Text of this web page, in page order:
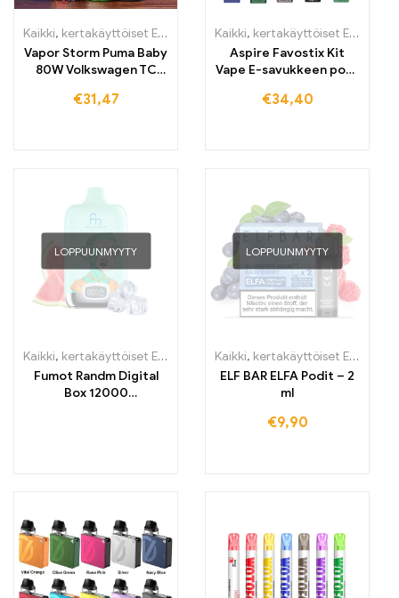
Kaikki, kertakäyttöiset E-savut kertakäyttöiset E-savut Suomi
Vapor Storm Puma Baby
80W Volkswagen TC
teho E-savut
€31,47
Kaikki, kertakäyttöiset E-savut
Aspire Favostix Kit
Vape E-savukkeen pod-
€34,40
LOPPUUNMYYTY
Kaikki, kertakäyttöiset E-savut
Kertakäyttöiset sähkötupakat
Fumot Randm Digital
Box 12000
LOPPUUNMYYTY
Kaikki, kertakäyttöiset E-savut
ELF BAR ELFA Podit – 2
ml
€9,90